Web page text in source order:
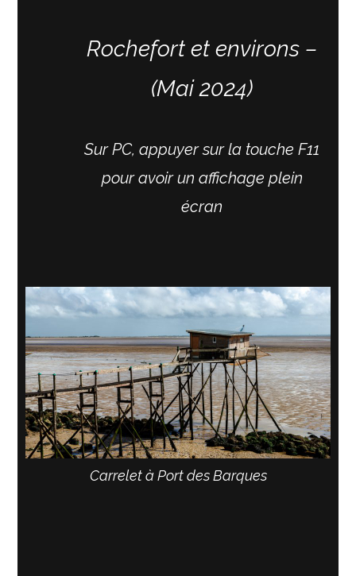
Rochefort et environs –
(Mai 2024)
Sur PC, appuyer sur la touche F11
pour avoir un affichage plein
écran
Carrelet à Port des Barques